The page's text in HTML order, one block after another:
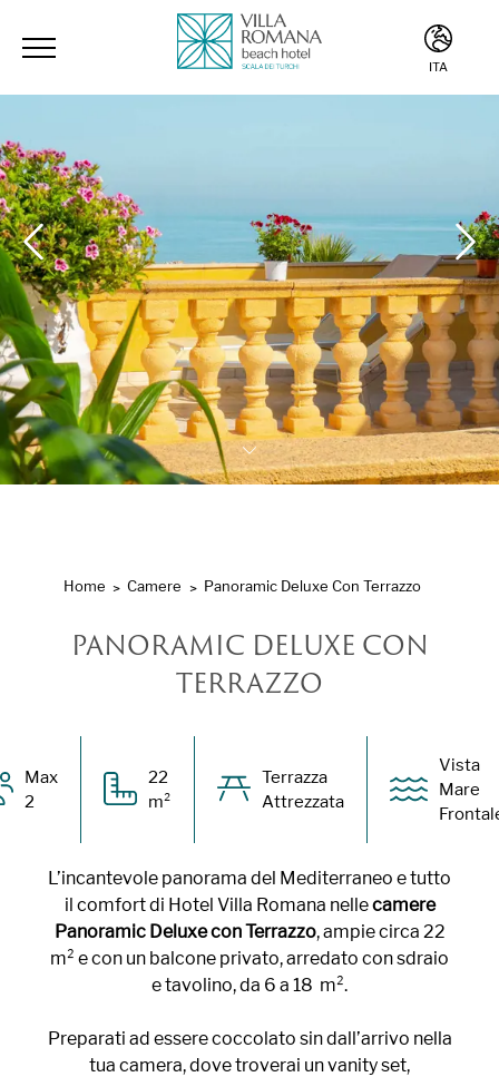
ITA
Home Camere Panoramic Deluxe Con Terrazzo
PANORAMIC DELUXE CON
TERRAZZO
Max
2
22
m²
Terrazza
Attrezzata
Vista
Mare
L’incantevole panorama del Mediterraneo e tutto
il comfort di Hotel Villa Romana nellecamere
Panoramic Deluxe con Terrazzo, ampie circa 22
m² e con un balcone privato, arredato con sdraio
e tavolino, da 6 a 18 m².
Preparati ad essere coccolato sin dall’arrivo nella
tua camera, dove troverai un vanity set,